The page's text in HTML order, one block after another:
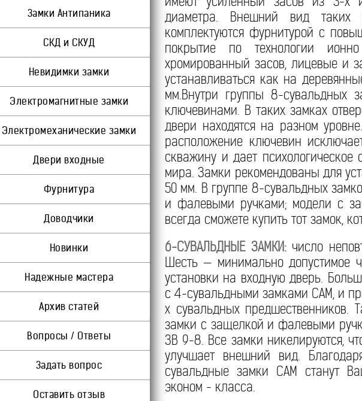
Замки Антипаника
СКД и СКУД
Невидимки замки
Электромагнитные замки
Электромеханические замки
Двери входные
Фурнитура
Доводчики
Новинки
Надежные мастера
Архив статей
Вопросы / Ответы
Задать вопрос
Оставить отзыв
диаметра. Внешний вид таких
комплектуются фурнитурой с
покрытие по технологии
хромированный засов, лицевые и
устанавливаться как на
мм.Внутри группы 8-сувальдных
ключевинами. В таких замках
двери находятся на разном
расположение ключевин
скважину и дает
мира. Замки рекомендованы для
50 мм. В группе 8-сувальдных
и фалевыми ручками; модели с
всегда сможете купить тот замок,
6-СУВАЛЬДНЫЕ ЗАМКИ:число
Шесть — минимально допустимое
установки на входную дверь.
с 4-сувальдными замками САМ, и
х сувальдных предшественников.
замки с защелкой и фалевыми
ЗВ 9-8. Все замки никелируются,
улучшает внешний вид.
сувальдные замки САМ станут
эконом - класса.